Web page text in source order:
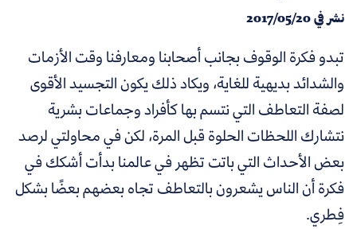
نشر في2017/05/20
تبدو فكرة الوقوف بجانب أصحابنا ومعارفنا وقت الأزمات
والشدائد بديهية للغاية، ويكاد ذلك يكون التجسيد الأقوى
لصفة التعاطف التي نتسم بها كأفراد وجماعات بشرية
نتشارك اللحظات الحلوة قبل المرة، لكن في محاولتي لرصد
بعض الأحداث التي باتت تظهر في عالمنا بدأت أشكك في
فكرة أن الناس يشعرون بالتعاطف تجاه بعضهم بعضًا بشكل
فِطري.